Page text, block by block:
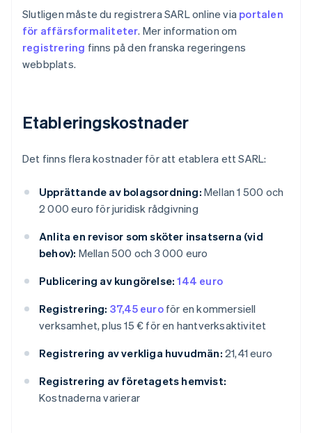
Slutligen måste du registrera SARL online via portalen
för affärsformaliteter. Mer information om
registrering finns på den franska regeringens
webbplats.
Etableringskostnader
Det finns flera kostnader för att etablera ett SARL:
Upprättande av bolagsordning: Mellan 1 500 och
2 000 euro för juridisk rådgivning
Anlita en revisor som sköter insatserna (vid
behov): Mellan 500 och 3 000 euro
Publicering av kungörelse: 144 euro
Registrering: 37,45 euroför en kommersiell
verksamhet, plus 15 € för en hantverksaktivitet
Registrering av verkliga huvudmän: 21,41 euro
Registrering av företagets hemvist:
Kostnaderna varierar